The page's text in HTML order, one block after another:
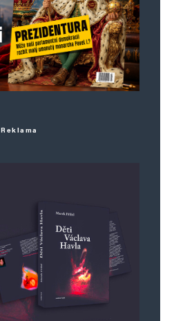
Reklama